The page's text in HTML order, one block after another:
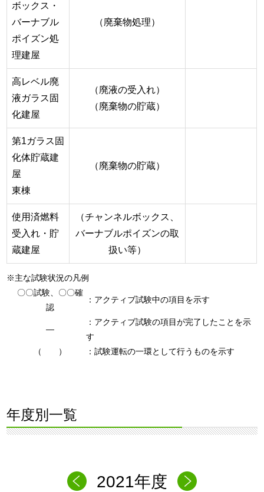
ボックス・
バーナブル
ポイズン処
理建屋
（廃棄物処理）
高レベル廃
液ガラス固
化建屋
（廃液の受入れ）
（廃棄物の貯蔵）
第1ガラス固
化体貯蔵建
屋
東棟
（廃棄物の貯蔵）
使用済燃料
受入れ・貯
蔵建屋
（チャンネルボックス、
バーナブルポイズンの取
扱い等）
※主な試験状況の凡例
〇〇試験、〇〇確
認
：アクティブ試験中の項目を示す
―
：アクティブ試験の項目が完了したことを示
す
（ ）
：試験運転の一環として行うものを示す
年度別一覧
2021年度